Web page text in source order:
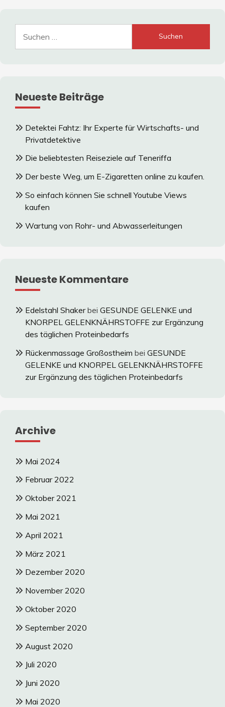
nach:
Neueste Beiträge
Detektei Fahtz: Ihr Experte für Wirtschafts- und
Privatdetektive
Die beliebtesten Reiseziele auf Teneriffa
Der beste Weg, um E-Zigaretten online zu kaufen.
So einfach können Sie schnell Youtube Views
kaufen
Wartung von Rohr- und Abwasserleitungen
Neueste Kommentare
Edelstahl Shakerbei GESUNDE GELENKE und
KNORPEL GELENKNÄHRSTOFFE zur Ergänzung
des täglichen Proteinbedarfs
Rückenmassage Großostheim bei GESUNDE
GELENKE und KNORPEL GELENKNÄHRSTOFFE
zur Ergänzung des täglichen Proteinbedarfs
Archive
Mai 2024
Februar 2022
Oktober 2021
Mai 2021
April 2021
März 2021
Dezember 2020
November 2020
Oktober 2020
September 2020
August 2020
Juli 2020
Juni 2020
Mai 2020